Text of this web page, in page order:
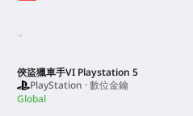
俠盜獵車手VI Playstation 5
PlayStation · 數位金鑰
Global